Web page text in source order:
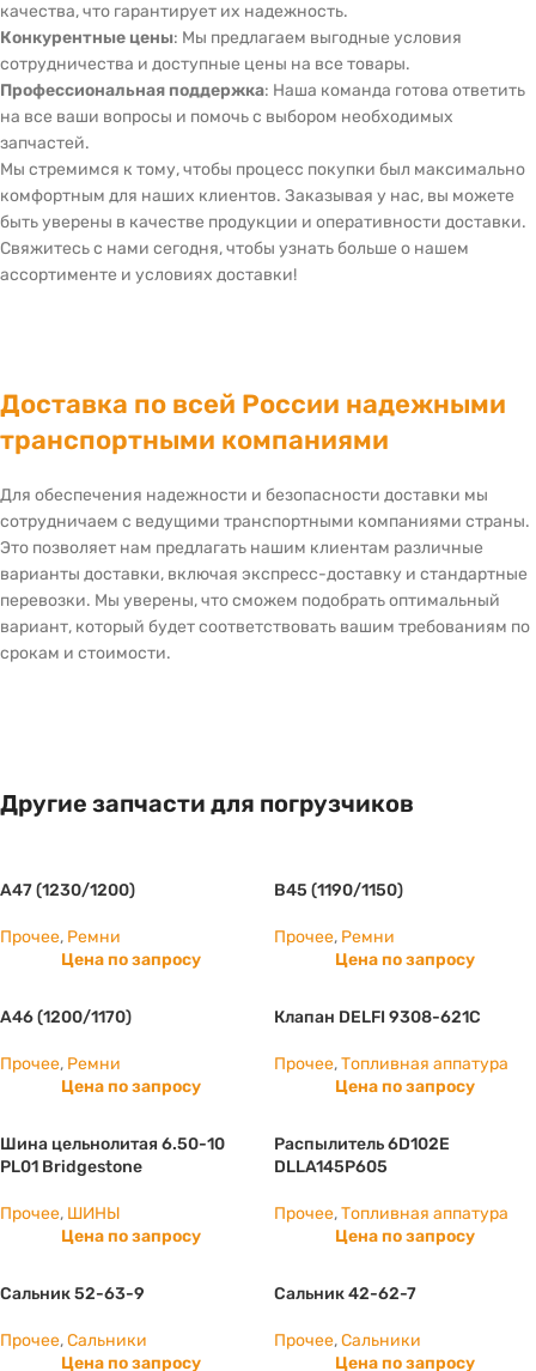
качества, что гарантирует их надежность.
Конкурентные цены: Мы предлагаем выгодные условия
сотрудничества и доступные цены на все товары.
Профессиональная поддержка: Наша команда готова ответить
на все ваши вопросы и помочь с выбором необходимых
запчастей.
Мы стремимся к тому, чтобы процесс покупки был максимально
комфортным для наших клиентов. Заказывая у нас, вы можете
быть уверены в качестве продукции и оперативности доставки.
Свяжитесь с нами сегодня, чтобы узнать больше о нашем
ассортименте и условиях доставки!
Доставка по всей России надежными
транспортными компаниями
Для обеспечения надежности и безопасности доставки мы
сотрудничаем с ведущими транспортными компаниями страны.
Это позволяет нам предлагать нашим клиентам различные
варианты доставки, включая экспресс-доставку и стандартные
перевозки. Мы уверены, что сможем подобрать оптимальный
вариант, который будет соответствовать вашим требованиям по
срокам и стоимости.
Другие запчасти для погрузчиков
А47 (1230/1200)
Прочее, Ремни
Цена по запросу
B45 (1190/1150)
Прочее, Ремни
Цена по запросу
А46 (1200/1170)
Прочее, Ремни
Цена по запросу
Клапан DELFI 9308-621C
Прочее,Топливная аппатура
Цена по запросу
Шина цельнолитая 6.50-10
PL01 Bridgestone
Прочее, ШИНЫ
Цена по запросу
Распылитель 6D102E
DLLA145P605
Прочее,Топливная аппатура
Цена по запросу
Сальник 52-63-9
Прочее,Сальники
Цена по запросу
Сальник 42-62-7
Прочее,Сальники
Цена по запросу